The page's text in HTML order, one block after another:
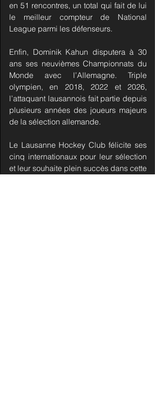
en 51 rencontres, un total qui fait de lui
le meilleur compteur de National
League parmi les défenseurs.
Enfin, Dominik Kahun disputera à 30
ans ses neuvièmes Championnats du
Monde avec l’Allemagne. Triple
olympien, en 2018, 2022 et 2026,
l’attaquant lausannois fait partie depuis
plusieurs années des joueurs majeurs
de la sélection allemande.
Le Lausanne Hockey Club félicite ses
cinq internationaux pour leur sélection
et leur souhaite plein succès dans cette